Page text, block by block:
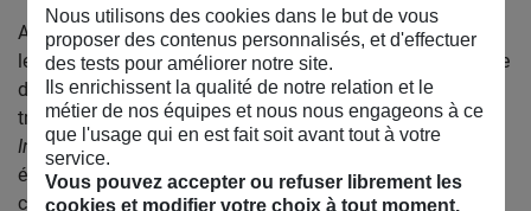
Après un détour par la philosophie à Paris IV-Sorbonne et
les langues orientales à Langues’O, il s’engage dans la voie
du journalisme. Critique littéraire et critique d’art, il a
travaillé pour différents médias commeLibération,
Inrockuptibles, France Culture, France 5 et France 24 et a
écrit dans des catalogues d’exposition et des beaux livres
comme « Altérité : Je est un autre » 2013, Espace Louis
Nous utilisons des cookies dans le but de vous
proposer des contenus personnalisés, et d'effectuer
des tests pour améliorer notre site.
Ils enrichissent la qualité de notre relation et le
métier de nos équipes et nous nous engageons à ce
que l'usage qui en est fait soit avant tout à votre
service.
Vous pouvez accepter ou refuser librement les
cookies et modifier votre choix à tout moment.